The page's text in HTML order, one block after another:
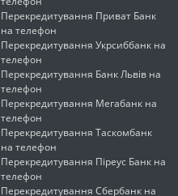
Перекредитування Приват Банк
на телефон
Перекредитування Укрсиббанк на
телефон
Перекредитування Банк Львів на
телефон
Перекредитування Мегабанк на
телефон
Перекредитування Таскомбанк
на телефон
Перекредитування Піреус Банк на
телефон
Перекредитування Сбербанк на